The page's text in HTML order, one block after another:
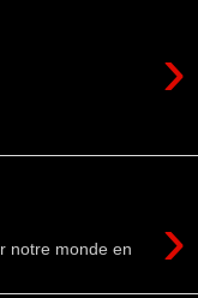
›
›
notre monde en